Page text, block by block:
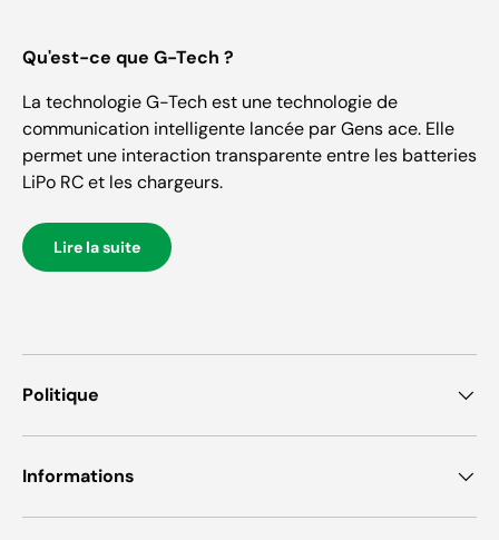
Qu'est-ce que G-Tech ?
La technologie G-Tech est une technologie de
communication intelligente lancée par Gens ace. Elle
permet une interaction transparente entre les batteries
LiPo RC et les chargeurs.
Lire la suite
Politique
Informations